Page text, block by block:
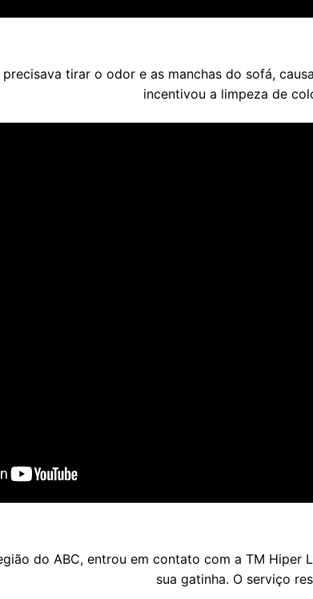
precisava tirar o odor e as manchas do sofá,
incentivou a limpeza de
do ABC, entrou em contato com a TM
sua gatinha. O serviço